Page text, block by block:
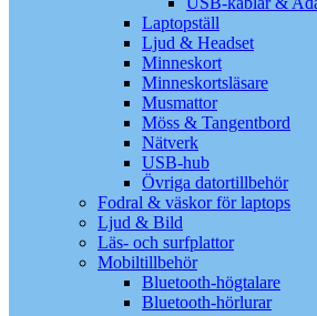
Laptopställ
Ljud & Headset
Minneskort
Minneskortsläsare
Musmattor
Möss & Tangentbord
Nätverk
USB-hub
Övriga datortillbehör
Fodral & väskor för laptops
Ljud & Bild
Läs- och surfplattor
Mobiltillbehör
Bluetooth-högtalare
Bluetooth-hörlurar